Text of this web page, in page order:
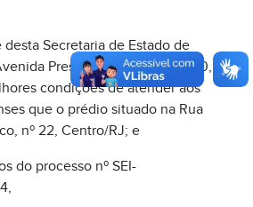
Secretaria de Estado de
Presidente Vargas, nº 670,
condições de atender aos
que o prédio situado na Rua
nº 22, Centro/RJ; e
do processo nº SEI-